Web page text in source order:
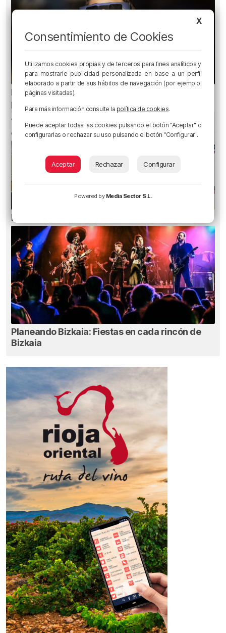
Ni gafas de sol ni radiografías: los errores que
pueden dañar la retina durante el eclipse
El bilbaíno que opta a un récord Guinness
Planeando Bizkaia: Fiestas en cada rincón de
Bizkaia
X
Consentimiento de Cookies
Utilizamos cookies propias y de terceros para fines analíticos y
para mostrarle publicidad personalizada en base a un perfil
elaborado a partir de sus hábitos de navegación (por ejemplo,
páginas visitadas).
Para más información consulte la política de cookies.
Puede aceptar todas las cookies pulsando el botón "Aceptar" o
configurarlas o rechazar su uso pulsando el botón "Configurar".
Aceptar Rechazar Configurar
Powered by Media Sector S.L.